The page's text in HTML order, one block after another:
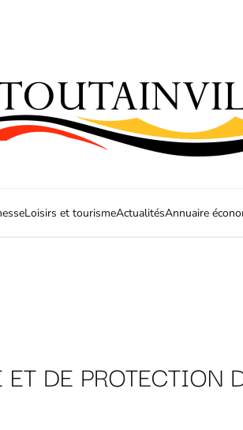
Loisirs et tourismeActualitésAnnuaire
DE PROTECTION